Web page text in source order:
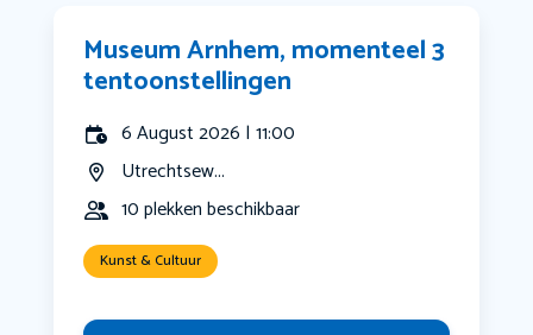
Museum Arnhem, momenteel 3
tentoonstellingen
6 August 2026 | 11:00
Utrechtsew...
10 plekken beschikbaar
Kunst & Cultuur